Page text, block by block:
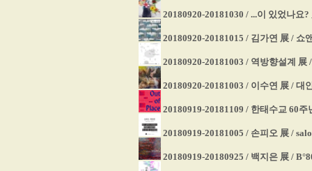
20180920-20181030 / ...이 있었나요
20180920-20181015 / 김가연 展 / 쇼
20180920-20181003 / 역방향설계 展
20180920-20181003 / 이수연 展 / 대
20180919-20181109 / 한태수교 60
20180919-20181005 / 손피오 展 /
20180919-20180925 / 백지은 展 /